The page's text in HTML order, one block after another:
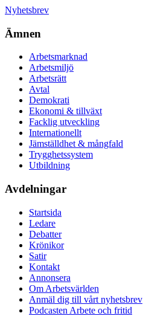
Nyhetsbrev
Ämnen
Arbetsmarknad
Arbetsmiljö
Arbetsrätt
Avtal
Demokrati
Ekonomi & tillväxt
Facklig utveckling
Internationellt
Jämställdhet & mångfald
Trygghetssystem
Utbildning
Avdelningar
Startsida
Ledare
Debatter
Krönikor
Satir
Kontakt
Annonsera
Om Arbetsvärlden
Anmäl dig till vårt nyhetsbrev
Podcasten Arbete och fritid